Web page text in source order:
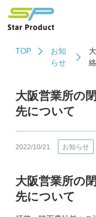
TOP
お知
らせ
大阪営業所の
先について
2022/10/21 お知らせ
大阪営業所の
先について